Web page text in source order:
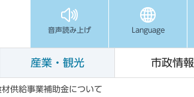
音声読み上げ Language
産業・観光 市政情報
供給事業補助金について